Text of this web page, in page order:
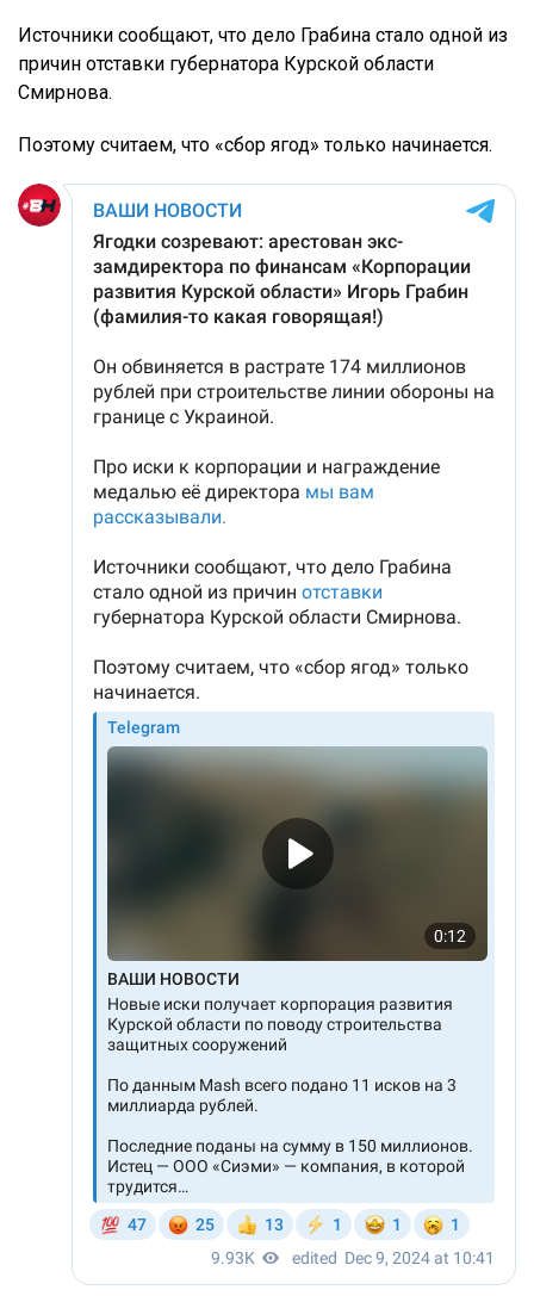
Источники сообщают, что дело Грабина стало одной из
причин отставки губернатора Курской области
Смирнова.
Поэтому считаем, что «сбор ягод» только начинается.